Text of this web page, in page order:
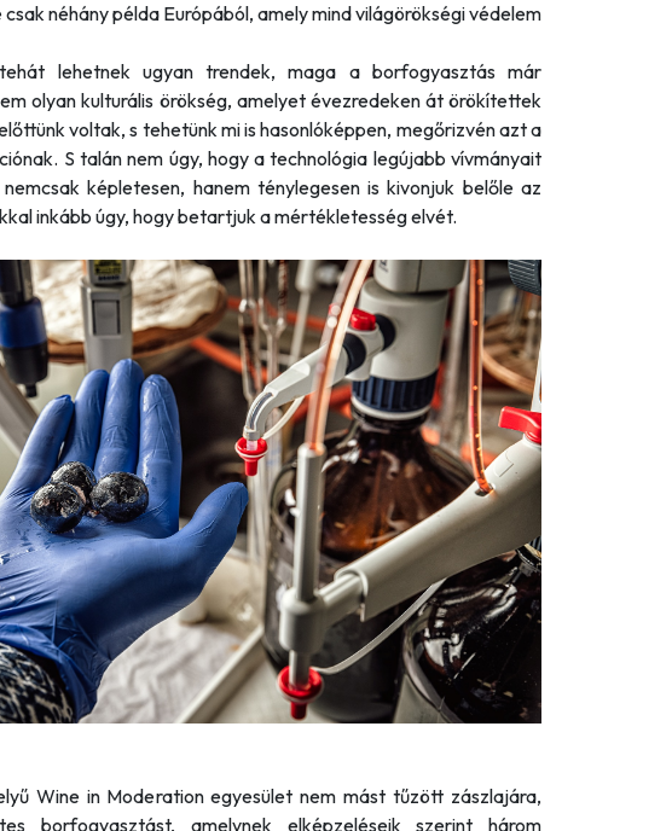
néhány példa Európából, amely mind világörökségi védelem
lehetnek ugyan trendek, maga a borfogyasztás már
olyan kulturális örökség, amelyet évezredeken át örökítettek
voltak, s tehetünk mi is hasonlóképpen, megőrizvén azt a
S talán nem úgy, hogy a technológia legújabb vívmányait
képletesen, hanem ténylegesen is kivonjuk belőle az
inkább úgy, hogy betartjuk a mértékletesség elvét.
Wine in Moderation egyesület nem mást tűzött zászlajára,
borfogyasztást, amelynek elképzeléseik szerint három